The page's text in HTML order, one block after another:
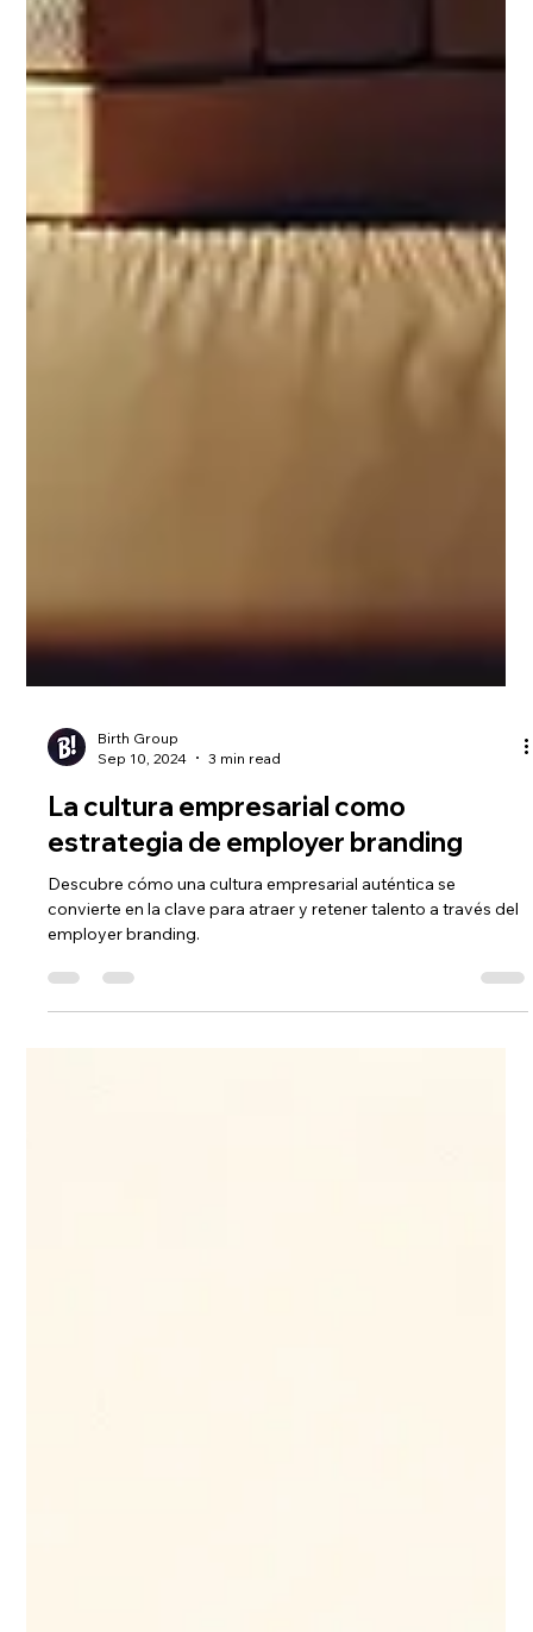
Sep 10, 2024
3 min read
La cultura empresarial como
estrategia de employer branding
Descubre cómo una cultura empresarial auténtica se
employer branding.